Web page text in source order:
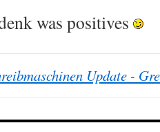
was positives
Update -